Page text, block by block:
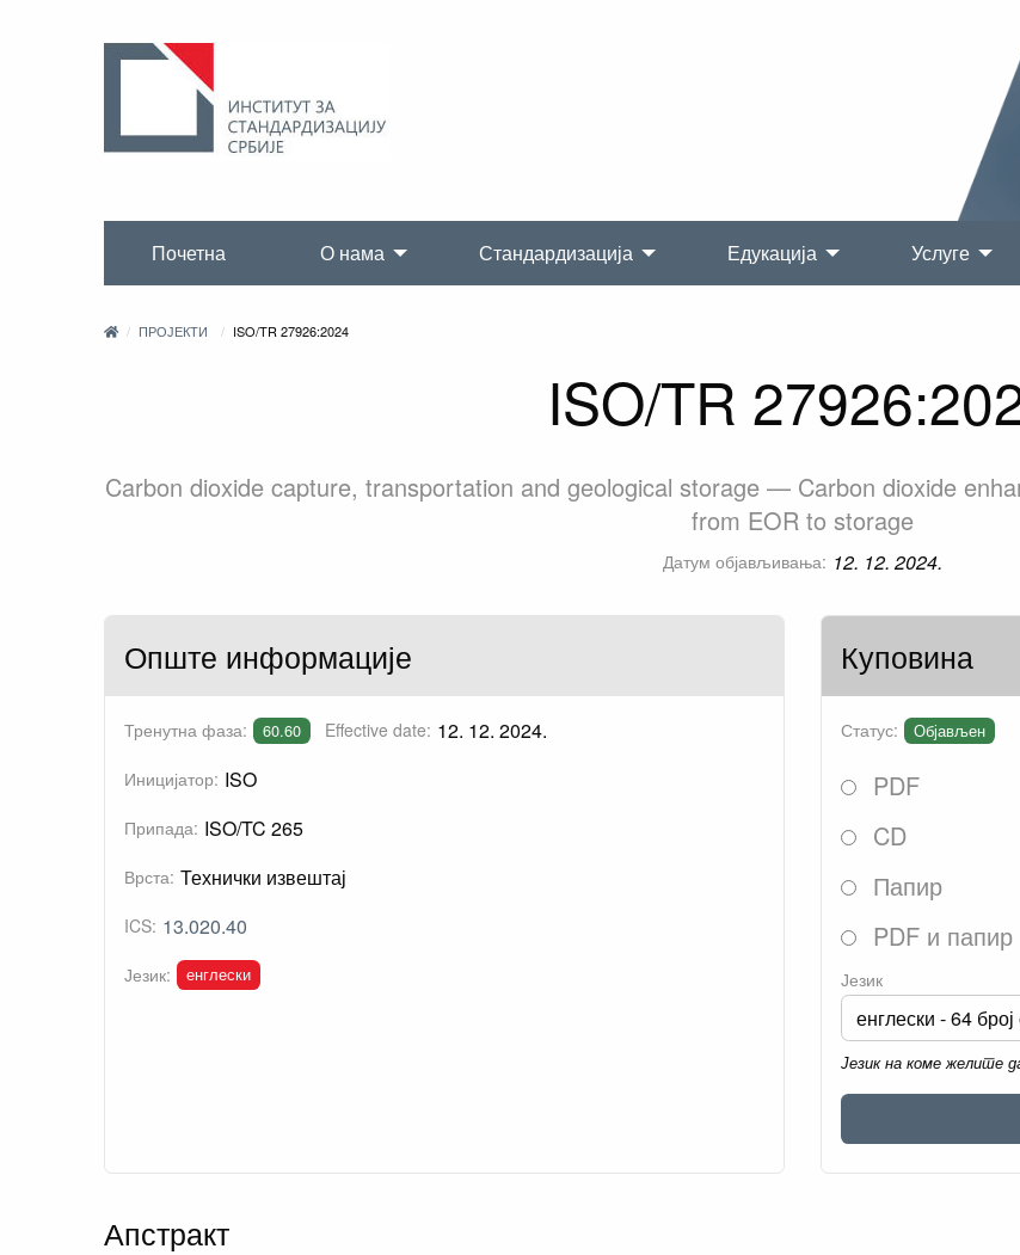
Почетна О нама Стандардизација Едукација Услуге
ПРОЈЕКТИ ISO/TR 27926:2024
ISO/TR
Carbon dioxide capture, transportation and geological storage — Carbon dioxide
from EOR to storage
Датум објављивања: 12. 12. 2024.
Опште информације
Тренутна фаза: 60.60 Effective date: 12. 12. 2024.
Иницијатор: ISO
Припада: ISO/TC 265
Врста: Технички извештај
ICS: 13.020.40
Језик: енглески
Куповина
Статус: Објављен
PDF
CD
Папир
PDF и папир
Језик
Језик на коме желите
Апстракт